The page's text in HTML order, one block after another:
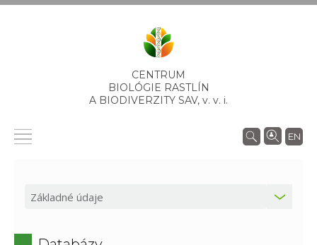
CENTRUM
BIOLÓGIE RASTLÍN
A BIODIVERZITY SAV, v. v. i.
EN